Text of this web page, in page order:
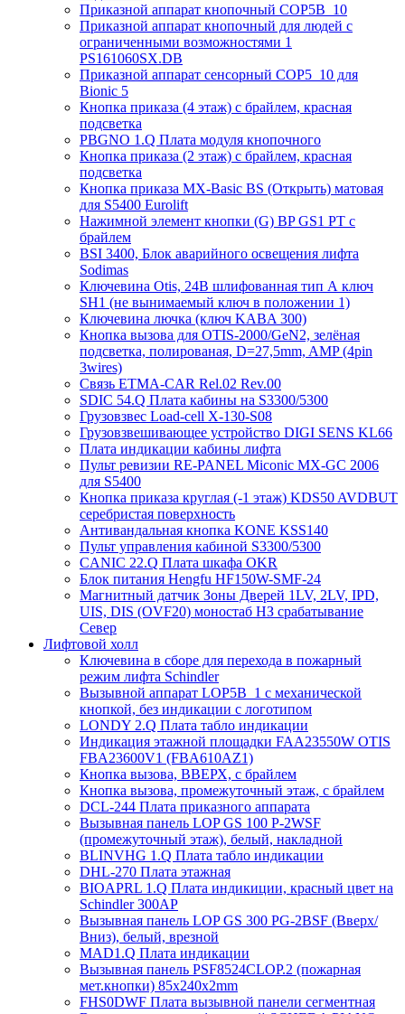
Приказной аппарат кнопочный COP5B_10
Приказной аппарат кнопочный для людей с
ограниченными возможностями 1
PS161060SX.DB
Приказной аппарат сенсорный COP5_10 для
Bionic 5
Кнопка приказа (4 этаж) с брайлем, красная
подсветка
PBGNO 1.Q Плата модуля кнопочного
Кнопка приказа (2 этаж) с брайлем, красная
подсветка
Кнопка приказа MX-Basic BS (Открыть) матовая
для S5400 Eurolift
Нажимной элемент кнопки (G) BP GS1 PT с
брайлем
BSI 3400, Блок аварийного освещения лифта
Sodimas
Ключевина Otis, 24В шлифованная тип А ключ
SH1 (не вынимаемый ключ в положении 1)
Ключевина лючка (ключ KABA 300)
Кнопка вызова для OTIS-2000/GeN2, зелёная
подсветка, полированая, D=27,5mm, AMP (4pin
3wires)
Связь ETMA-CAR Rel.02 Rev.00
SDIC 54.Q Плата кабины на S3300/5300
Грузовзвес Load-cell X-130-S08
Грузовзвешивающее устройство DIGI SENS KL66
Плата индикации кабины лифта
Пульт ревизии RE-PANEL Miconic MX-GC 2006
для S5400
Кнопка приказа круглая (-1 этаж) KDS50 AVDBUT
серебристая поверхность
Антивандальная кнопка KONE KSS140
Пульт управления кабиной S3300/5300
CANIC 22.Q Плата шкафа OKR
Блок питания Hengfu HF150W-SMF-24
Магнитный датчик Зоны Дверей 1LV, 2LV, IPD,
UIS, DIS (OVF20) моностаб НЗ срабатывание
Cевер
Лифтовой холл
Ключевина в сборе для перехода в пожарный
режим лифта Schindler
Вызывной аппарат LOP5B_1 с механической
кнопкой, без индикации с логотипом
LONDY 2.Q Плата табло индикации
Индикация этажной площадки FAA23550W OTIS
FBA23600V1 (FBA610AZ1)
Кнопка вызова, ВВЕРХ, с брайлем
Кнопка вызова, промежуточный этаж, с брайлем
DCL-244 Плата приказного аппарата
Вызывная панель LOP GS 100 P-2WSF
(промежуточный этаж), белый, накладной
BLINVHG 1.Q Плата табло индикации
DHL-270 Плата этажная
BIOAPRL 1.Q Плата индикиции, красный цвет на
Schindler 300AP
Вызывная панель LOP GS 300 PG-2BSF (Вверх/
Вниз), белый, врезной
MAD1.Q Плата индикации
Вызывная панель PSF8524CLOP.2 (пожарная
мет.кнопки) 85х240х2mm
FHS0DWF Плата вызывной панели сегментная